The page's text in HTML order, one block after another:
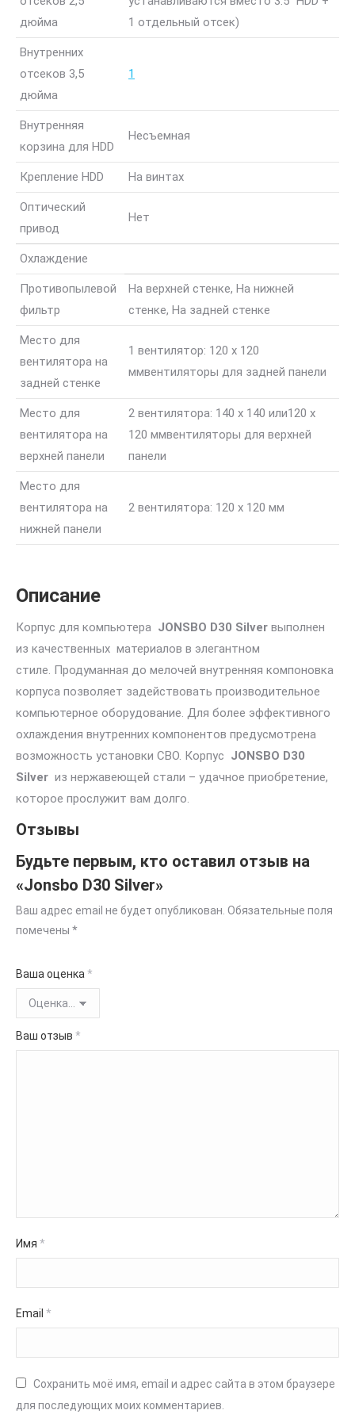
дюйма
1 отдельный отсек)
Внутренних
отсеков 3,5
дюйма
1
Внутренняя
корзина для HDD
Несъемная
Крепление HDD На винтах
Оптический
привод
Нет
Охлаждение
Противопылевой
фильтр
На верхней стенке, На нижней
стенке, На задней стенке
Место для
вентилятора на
задней стенке
1 вентилятор: 120 x 120
ммвентиляторы для задней панели
Место для
вентилятора на
верхней панели
2 вентилятора: 140 x 140 или120 x
120 ммвентиляторы для верхней
панели
Место для
вентилятора на
нижней панели
2 вентилятора: 120 x 120 мм
Описание
Корпус для компьютера JONSBO D30 Silver выполнен
из качественных материалов в элегантном
стиле. Продуманная до мелочей внутренняя компоновка
корпуса позволяет задействовать производительное
компьютерное оборудование. Для более эффективного
охлаждения внутренних компонентов предусмотрена
возможность установки СВО. Корпус JONSBO D30
Silver из нержавеющей стали – удачное приобретение,
которое прослужит вам долго.
Отзывы
Будьте первым, кто оставил отзыв на
«Jonsbo D30 Silver»
Ваш адрес email не будет опубликован. Обязательные поля
помечены *
Ваша оценка *
Ваш отзыв *
Имя *
Email *
Сохранить моё имя, email и адрес сайта в этом браузере
для последующих моих комментариев.